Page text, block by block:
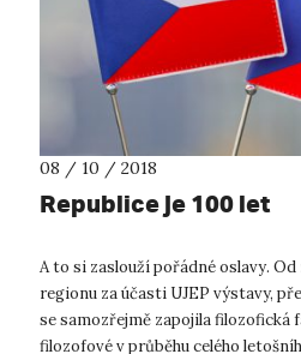
08 / 10 / 2018
Republice je 100 let
A to si zaslouží pořádné oslavy.
regionu za účasti UJEP výstavy,
se samozřejmě zapojila filozofická
filozofové v průběhu celého